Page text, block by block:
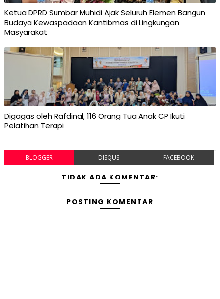
Ketua DPRD Sumbar Muhidi Ajak Seluruh Elemen Bangun
Budaya Kewaspadaan Kantibmas di Lingkungan
Masyarakat
Digagas oleh Rafdinal, 116 Orang Tua Anak CP Ikuti
Pelatihan Terapi
BLOGGER DISQUS FACEBOOK
TIDAK ADA KOMENTAR:
POSTING KOMENTAR